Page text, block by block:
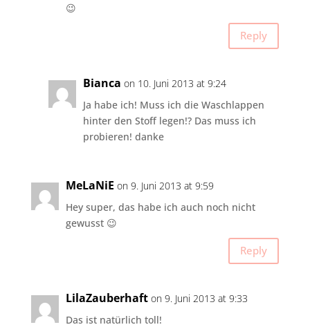
😉
Reply
Bianca on 10. Juni 2013 at 9:24
Ja habe ich! Muss ich die Waschlappen
hinter den Stoff legen!? Das muss ich
probieren! danke
MeLaNiE on 9. Juni 2013 at 9:59
Hey super, das habe ich auch noch nicht
gewusst 😉
Reply
LilaZauberhaft on 9. Juni 2013 at 9:33
Das ist natürlich toll!